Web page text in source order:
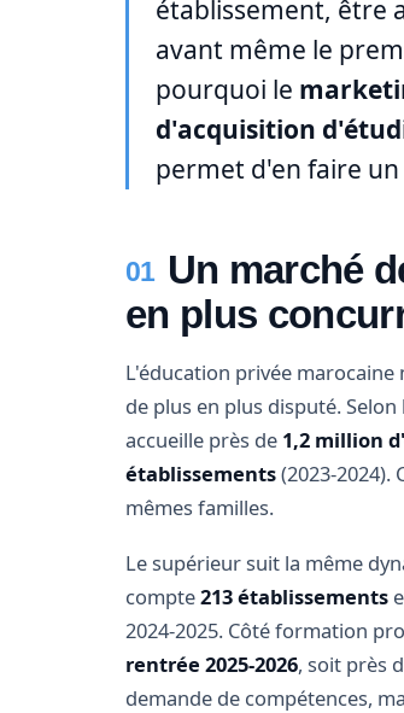
établissement, être
avant même le
pourquoi le
d'acquisition
permet d'en faire
01 Un marché
en plus
L'éducation privée marocaine
de plus en plus disputé. Selon
accueille près de 1,2 million
établissements(2023-2024).
mêmes familles.
Le supérieur suit la même
compte213 établissements
2024-2025. Côté formation
rentrée 2025-2026, soit près
demande de compétences,